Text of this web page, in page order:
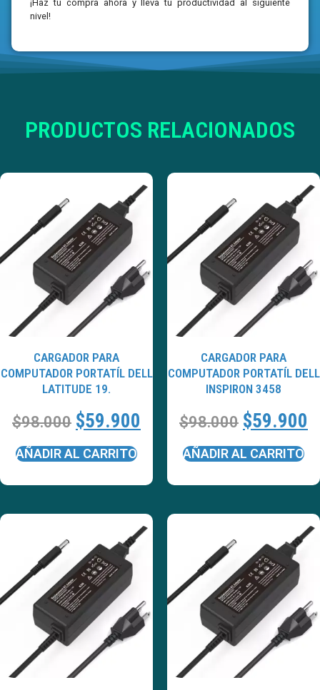
¡Haz tu compra ahora y lleva tu productividad al siguiente
nivel!
PRODUCTOS RELACIONADOS
CARGADOR PARA
COMPUTADOR PORTATÍL DELL
LATITUDE 19.
$98.000 $59.900
AÑADIR AL CARRITO
CARGADOR PARA
COMPUTADOR PORTATÍL DELL
INSPIRON 3458
$98.000 $59.900
AÑADIR AL CARRITO